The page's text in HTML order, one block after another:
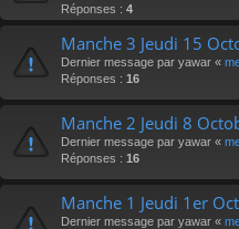
Réponses : 4
Manche 3 Jeudi 15
Dernier message par yawar «
Réponses : 16
Manche 2 Jeudi 8
Dernier message par yawar «
Réponses : 16
Manche 1 Jeudi 1er
Dernier message par yawar «